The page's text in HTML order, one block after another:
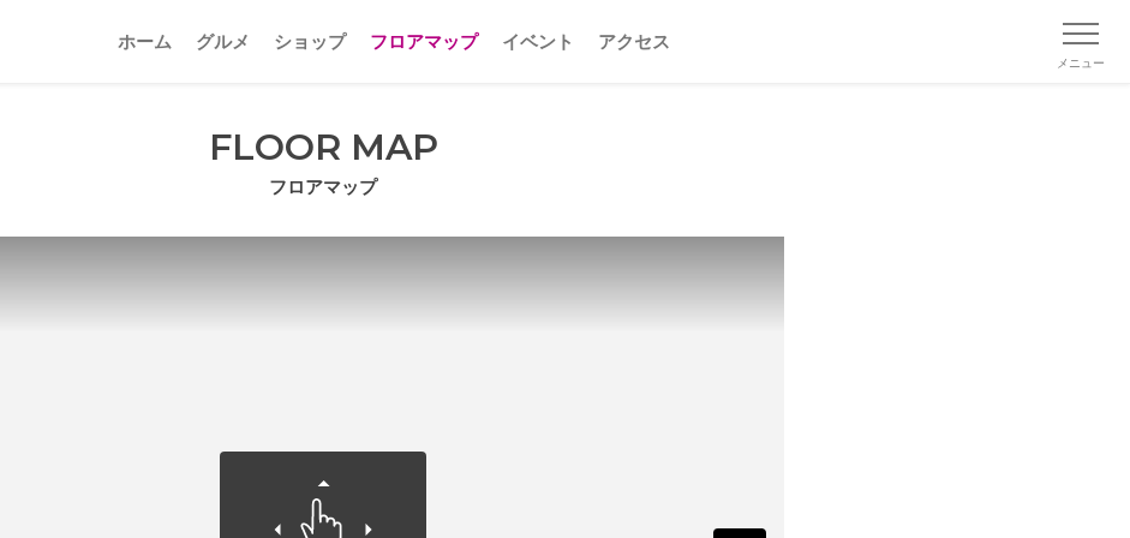
ホーム グルメ ショップ フロアマップ イベント アクセス
メニュー
FLOOR MAP
フロアマップ